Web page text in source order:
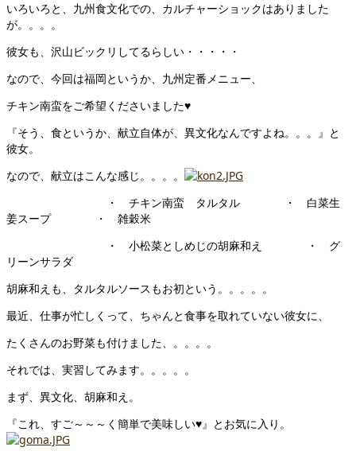
いろいろと、九州食文化での、カルチャーショックはありました
が。。。。
彼女も、沢山ビックリしてるらしい・・・・・
なので、今回は福岡というか、九州定番メニュー、
チキン南蛮をご希望くださいました♥
『そう、食というか、献立自体が、異文化なんですよね。。。』と
彼女。
なので、献立はこんな感じ。。。。
・ チキン南蛮 タルタル ・ 白菜生
姜スープ ・ 雑穀米
・ 小松菜としめじの胡麻和え ・ グ
リーンサラダ
胡麻和えも、タルタルソースもお初という。。。。。
最近、仕事が忙しくって、ちゃんと食事を取れていない彼女に、
たくさんのお野菜も付けました、。。。。
それでは、実習してみます。。。。。
まず、異文化、胡麻和え。
『これ、すご～～～く簡単で美味しい♥』とお気に入り。